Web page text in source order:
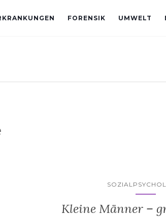
FORENSIK UMWELT
Kleine Männer –